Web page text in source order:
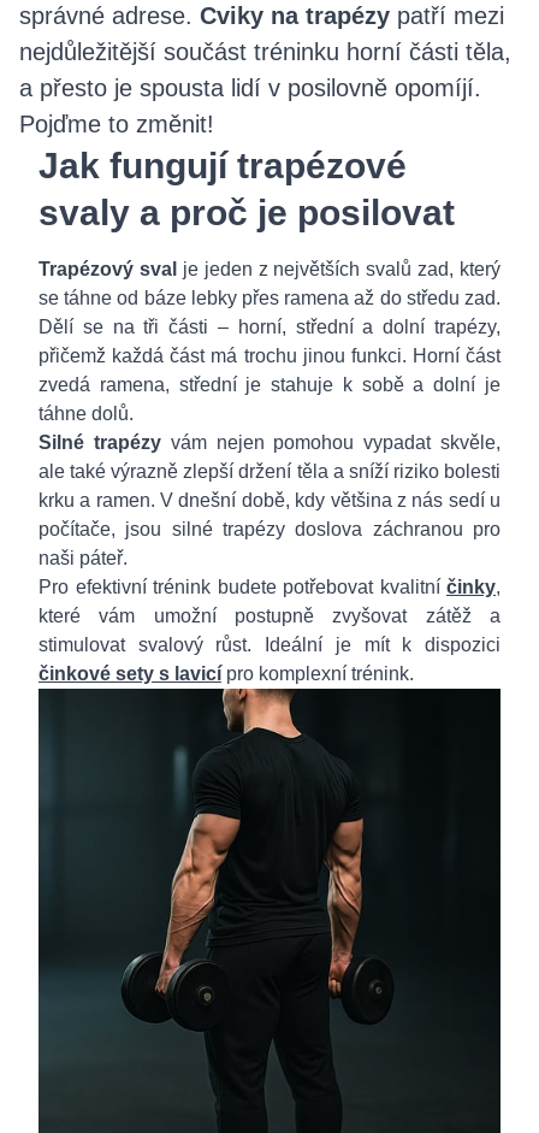
správné adrese. Cviky na trapézy patří mezi
nejdůležitější součást tréninku horní části těla,
a přesto je spousta lidí v posilovně opomíjí.
Pojďme to změnit!
Jak fungují trapézové
svaly a proč je posilovat
Trapézový sval je jeden z největších svalů zad, který
se táhne od báze lebky přes ramena až do středu zad.
Dělí se na tři části – horní, střední a dolní trapézy,
přičemž každá část má trochu jinou funkci. Horní část
zvedá ramena, střední je stahuje k sobě a dolní je
táhne dolů.
Silné trapézyvám nejen pomohou vypadat skvěle,
ale také výrazně zlepší držení těla a sníží riziko bolesti
krku a ramen. V dnešní době, kdy většina z nás sedí u
počítače, jsou silné trapézy doslova záchranou pro
naši páteř.
Pro efektivní trénink budete potřebovat kvalitní činky,
které vám umožní postupně zvyšovat zátěž a
stimulovat svalový růst. Ideální je mít k dispozici
činkové sety s lavicí pro komplexní trénink.